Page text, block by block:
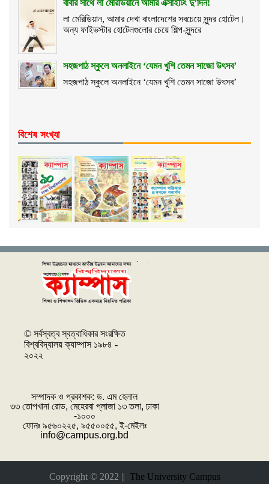
বাবার সাথে লা মেরিডিয়ানে আমার এক্সাইটিং দু’দিন!
লা মেরিডিয়ান, আমার দেখা বাংলাদেশের সবচেয়ে সুন্দর হোটেল।
অন্য ফাইভস্টার হোটেলগুলোর চেয়ে শিল্প-সুন্দরে
সহজপাঠ স্কুলে অনলাইনে ‘যেমন খুশি তেমন সাজো উৎসব’
সহজপাঠ স্কুলে অনলাইনে ‘যেমন খুশি তেমন সাজো উৎসব’
বিশেষ সংখ্যা
© সর্বস্বত্ব স্বত্বাধিকার সংরক্ষিত
বিশ্ববিদ্যালয় ক্যাম্পাস ১৯৮৪ -
২০২২
সম্পাদক ও প্রকাশক: ‌ড. এম হেলাল
৩৩ তোপখানা রোড, মেহেরবা প্লাজা ১৩ তলা, ঢাকা
-১০০০
ফোনঃ ৯৫৬০২২৫, ৯৫৫০০৫৫, ই-মেইলঃ
info@campus.org.bd
Copyright © 2022 || The University Campus